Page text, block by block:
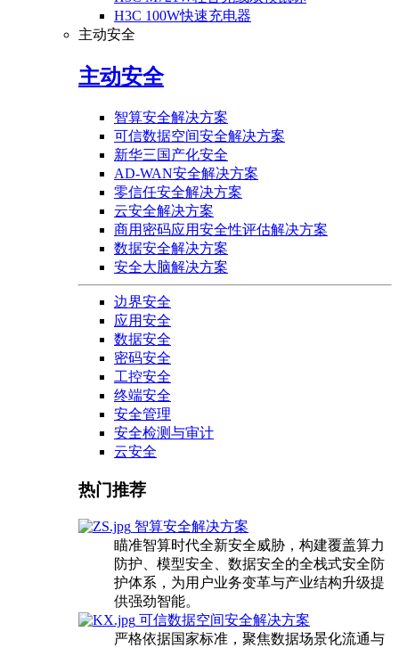
H3C 100W快速充电器
主动安全
主动安全
智算安全解决方案
可信数据空间安全解决方案
新华三国产化安全
AD-WAN安全解决方案
零信任安全解决方案
云安全解决方案
商用密码应用安全性评估解决方案
数据安全解决方案
安全大脑解决方案
边界安全
应用安全
数据安全
密码安全
工控安全
终端安全
安全管理
安全检测与审计
云安全
热门推荐
智算安全解决方案
瞄准智算时代全新安全威胁，构建覆盖算力
防护、模型安全、数据安全的全栈式安全防
护体系，为用户业务变革与产业结构升级提
供强劲智能。
可信数据空间安全解决方案
严格依据国家标准，聚焦数据场景化流通与